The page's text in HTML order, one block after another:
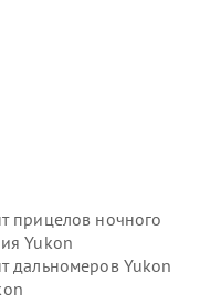
прицелов ночного
Yukon
дальномеров Yukon